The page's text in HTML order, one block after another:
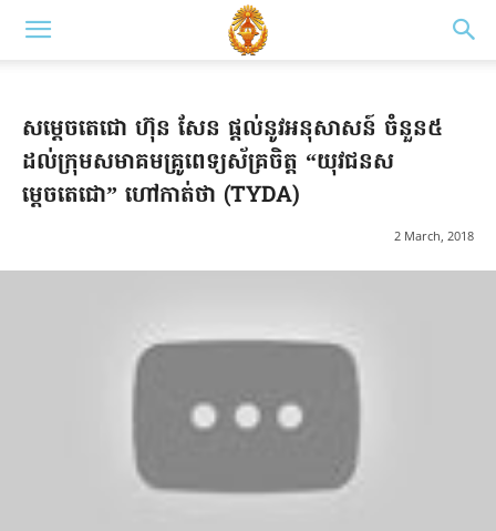
សម្តេចតេជោ ហ៊ុន សែន ផ្តល់​នូវ​អនុសាសន៍ ចំនួន៥
ដល់ក្រុមសមាគមគ្រូពេទ្យស័គ្រចិត្ត “យុវជនស
ម្តេចតេជោ” ហៅកាត់ថា (TYDA)
2 March, 2018